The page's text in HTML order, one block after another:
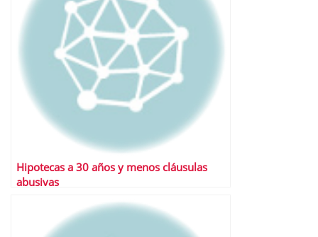
Hipotecas a 30 años y menos cláusulas
abusivas